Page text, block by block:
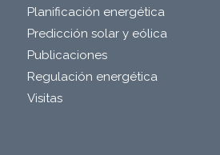
Planificación energética
Predicción solar y eólica
Publicaciones
Regulación energética
Visitas